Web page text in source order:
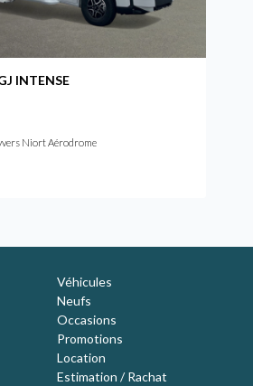
INTENSE
Niort Aérodrome
Véhicules
Neufs
Occasions
Promotions
Location
Estimation / Rachat